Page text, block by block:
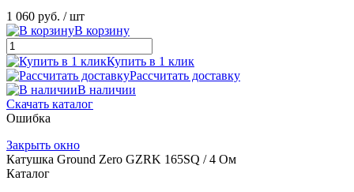
1 060 руб. / шт
В корзину
Купить в 1 клик
Рассчитать доставку
В наличии
Скачать каталог
Ошибка
Закрыть окно
Катушка Ground Zero GZRK 165SQ / 4 Ом
Каталог